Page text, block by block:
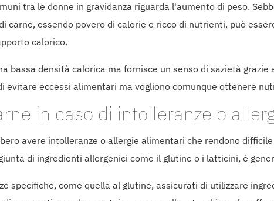
tra le donne in gravidanza riguarda l'aumento di peso.
carne, essendo povero di calorie e ricco di nutrienti, può
calorico.
bassa densità calorica ma fornisce un senso di sazietà
evitare eccessi alimentari ma vogliono comunque ottenere
in caso di intolleranze o
avere intolleranze o allergie alimentari che rendono
di ingredienti allergenici come il glutine o i latticini, è
specifiche, come quella al glutine, assicurati di utilizzare